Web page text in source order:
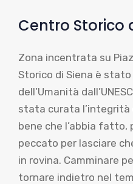
Centro Storico
Zona incentrata su
Storico di Siena è
dell’Umanità
stata curata l’integrità
bene che l’abbia fatto,
peccato per lasciare
in rovina. Camminare
tornare indietro nel